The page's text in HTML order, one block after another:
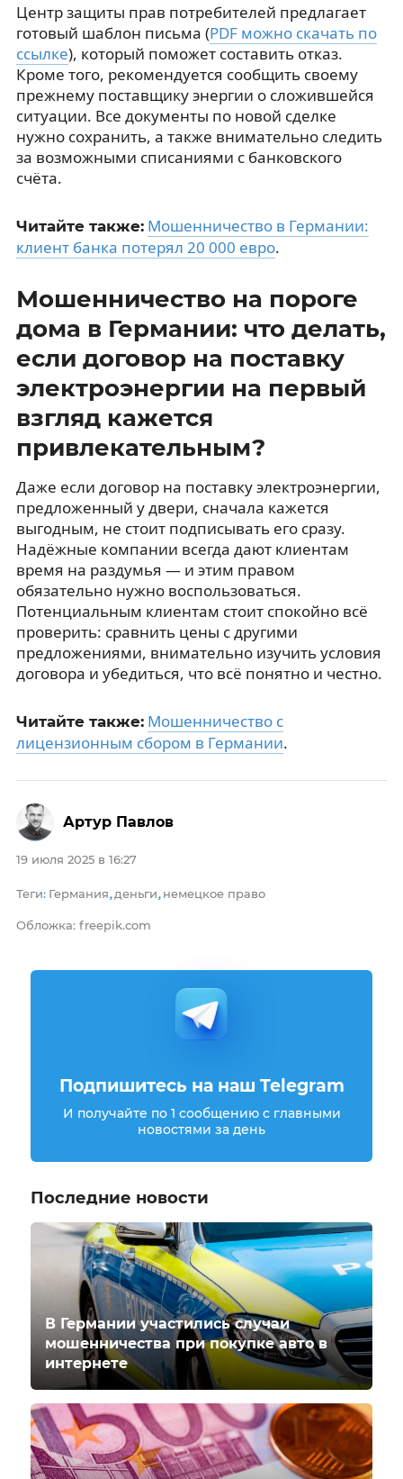
Центр защиты прав потребителей предлагает
готовый шаблон письма (PDF можно скачать по
ссылке), который поможет составить отказ.
Кроме того, рекомендуется сообщить своему
прежнему поставщику энергии о сложившейся
ситуации. Все документы по новой сделке
нужно сохранить, а также внимательно следить
за возможными списаниями с банковского
счёта.
Читайте также: Мошенничество в Германии:
клиент банка потерял 20 000 евро.
Мошенничество на пороге
дома в Германии: что делать,
если договор на поставку
электроэнергии на первый
взгляд кажется
привлекательным?
Даже если договор на поставку электроэнергии,
предложенный у двери, сначала кажется
выгодным, не стоит подписывать его сразу.
Надёжные компании всегда дают клиентам
время на раздумья — и этим правом
обязательно нужно воспользоваться.
Потенциальным клиентам стоит спокойно всё
проверить: сравнить цены с другими
предложениями, внимательно изучить условия
договора и убедиться, что всё понятно и честно.
Читайте также: Мошенничество с
лицензионным сбором в Германии.
19 июля 2025 в 16:27
Теги: Германия, деньги, немецкое право
Обложка: freepik.com
Артур Павлов
Подпишитесь на наш Telegram
И получайте по 1 сообщению с главными
новостями за день
Последние новости
В Германии участились случаи
мошенничества при покупке авто в
интернете